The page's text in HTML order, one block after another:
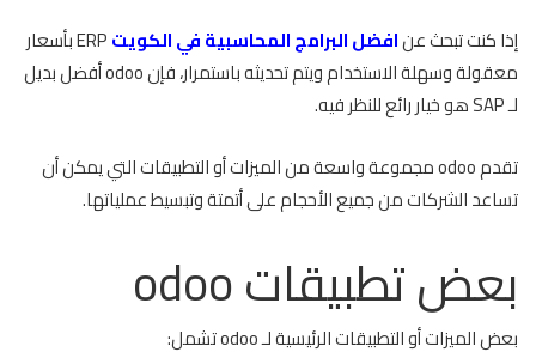
إذا كنت تبحث عنافضل البرامج المحاسبية في الكويت
ERP بأسعار
معقولة وسهلة الاستخدام ويتم تحديثه باستمرار، فإن odoo أفضل بديل
لـ SAP هو خيار رائع للنظر فيه.
تقدم odoo مجموعة واسعة من الميزات أو التطبيقات التي يمكن أن
تساعد الشركات من جميع الأحجام على أتمتة وتبسيط عملياتها.
بعض تطبيقات odoo
بعض الميزات أو التطبيقات الرئيسية لـ odoo تشمل: